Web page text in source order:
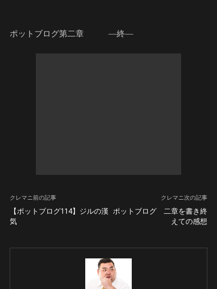
ポットブログ第二章 ―終―
クレマニ前の記事
【ポットブログ114】ジルの漢
気
クレマニ次の記事
ポットブログ 二章を書き終
えての感想